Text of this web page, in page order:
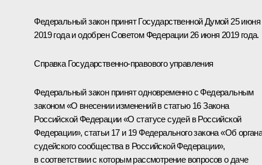
Федеральный закон принят Государственной Думой 25 июня
2019 года и одобрен Советом Федерации 26 июня 2019 года.
Справка Государственно-правового управления
Федеральный закон принят одновременно с Федеральным
законом «О внесении изменений в статью 16 Закона
Российской Федерации «О статусе судей в Российской
Федерации», статьи 17 и 19 Федерального закона «Об
судейского сообщества в Российской Федерации»,
в соответствии с которым рассмотрение вопросов о даче